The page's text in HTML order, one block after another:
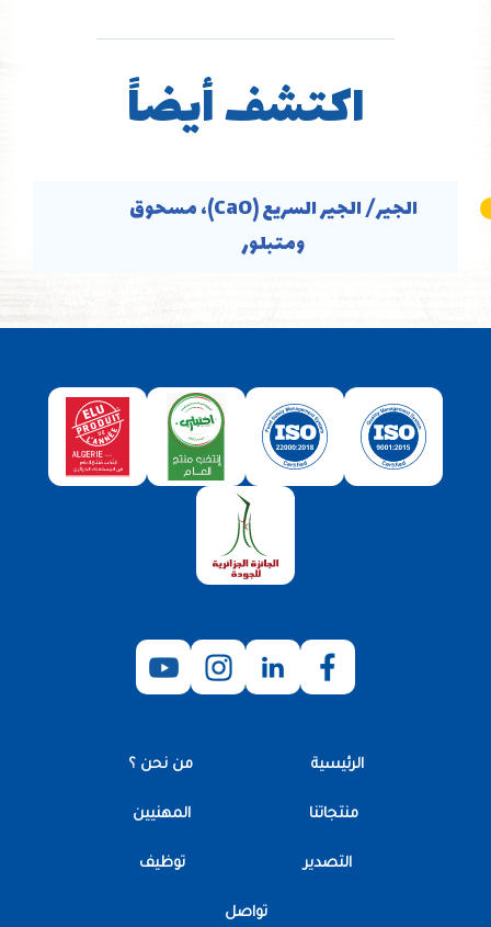
اكتشف أيضاً
الجير/ الجير السريع (CaO)، مسحوق
ومتبلور
الرئيسية من نحن ؟
منتجاتنا المهنيين
التصدير توظيف
تواصل